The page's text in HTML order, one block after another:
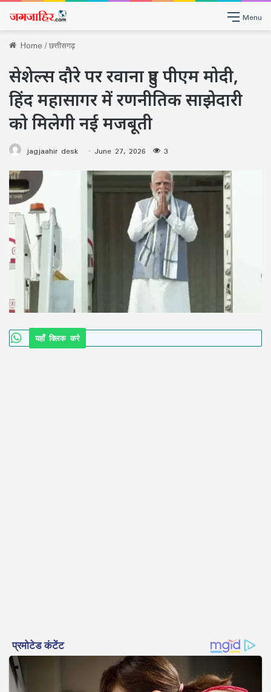
Menu
Home/छत्तीसगढ़
सेशेल्स दौरे पर रवाना हुए पीएम मोदी,
हिंद महासागर में रणनीतिक साझेदारी
को मिलेगी नई मजबूती
jagjaahir desk June 27, 2026 3
यहाँ क्लिक करे